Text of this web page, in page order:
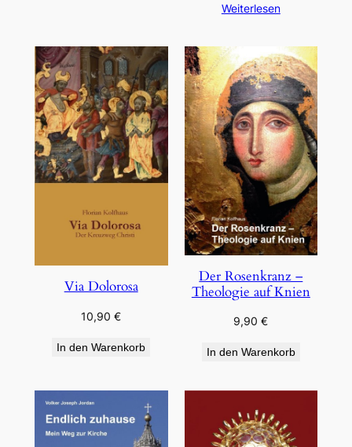
Weiterlesen
Via Dolorosa
10,90€
In den Warenkorb
Der Rosenkranz –
Theologie auf Knien
9,90€
In den Warenkorb